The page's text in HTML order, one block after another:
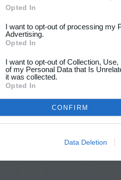
Opted In
I want to opt-out of processing my
Advertising.
Opted In
I want to opt-out of Collection,
of my Personal Data that Is
it was collected.
Opted In
CONFIRM
Data Deletion